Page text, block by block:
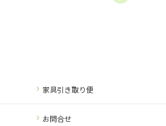
家具引き取り便
お問合せ